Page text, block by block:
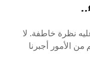
نظرة خاطفة. لا
من الأمور أجبرنا